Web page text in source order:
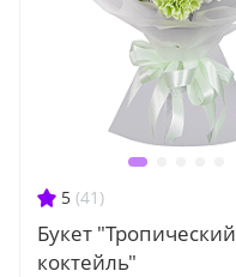
5 (41)
Букет "Тропический
коктейль"